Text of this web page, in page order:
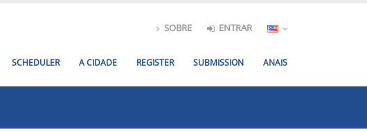
SOBRE ENTRAR
SCHEDULER A CIDADE REGISTER SUBMISSION ANAIS